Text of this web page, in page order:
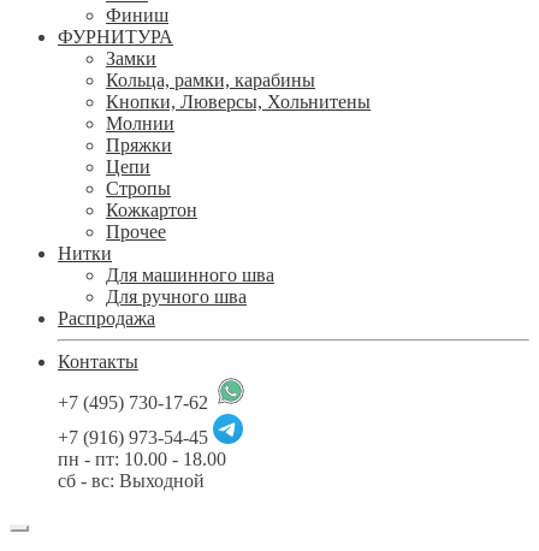
Финиш
ФУРНИТУРА
Замки
Кольца, рамки, карабины
Кнопки, Люверсы, Хольнитены
Молнии
Пряжки
Цепи
Стропы
Кожкартон
Прочее
Нитки
Для машинного шва
Для ручного шва
Распродажа
Контакты
+7 (495) 730-17-62
+7 (916) 973-54-45
пн - пт: 10.00 - 18.00
сб - вс: Выходной